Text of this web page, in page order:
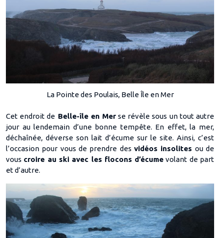
La Pointe des Poulais, Belle Île en Mer
Cet endroit de Belle-île en Merse révèle sous un tout autre
jour au lendemain d’une bonne tempête. En effet, la mer,
déchaînée, déverse son lait d’écume sur le site. Ainsi, c’est
l’occasion pour vous de prendre des vidéos insolites ou de
vous croire au ski avec les flocons d’écume volant de part
et d’autre.